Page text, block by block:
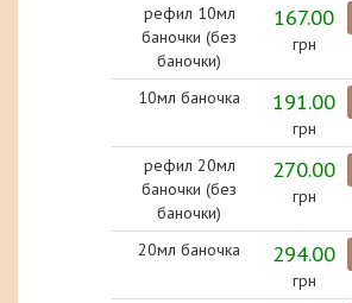
рефил 10мл
баночки (без
баночки)
167.00
грн
10мл баночка 191.00
грн
рефил 20мл
баночки (без
баночки)
270.00
грн
20мл баночка 294.00
грн